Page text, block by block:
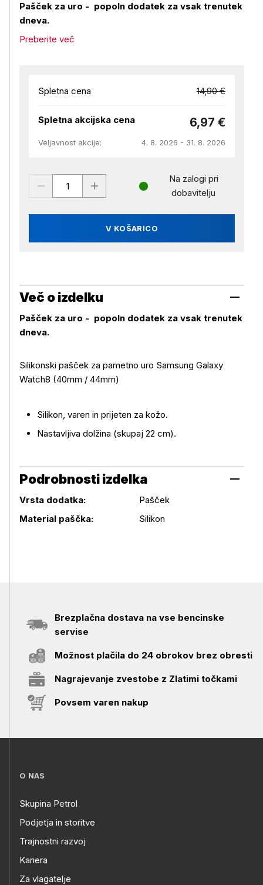
Pašček za uro - popoln dodatek za vsak trenutek
dneva.
Preberite več
Spletna cena 14,90 €
Spletna akcijska cena 6,97 €
Veljavnost akcije: 4. 8. 2026 - 31. 8. 2026
V KOŠARICO
Na zalogi pri
dobavitelju
Več o izdelku
Več o izdelku
Pašček za uro - popoln dodatek za vsak trenutek
dneva.
Silikonski pašček za pametno uro Samsung Galaxy
Watch8 (40mm / 44mm)
Silikon, varen in prijeten za kožo.
Nastavljiva dolžina (skupaj 22 cm).
Podrobnosti izdelka
Vrsta dodatka:
Pašček
Material paščka:
Silikon
Brezplačna dostava na vse bencinske
servise
Možnost plačila do 24 obrokov brez obresti
Nagrajevanje zvestobe z Zlatimi točkami
Povsem varen nakup
O NAS
Skupina Petrol
Podjetja in storitve
Trajnostni razvoj
Kariera
Za vlagatelje